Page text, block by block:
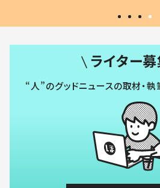
ライター募
“人”のグッドニュースの取材・